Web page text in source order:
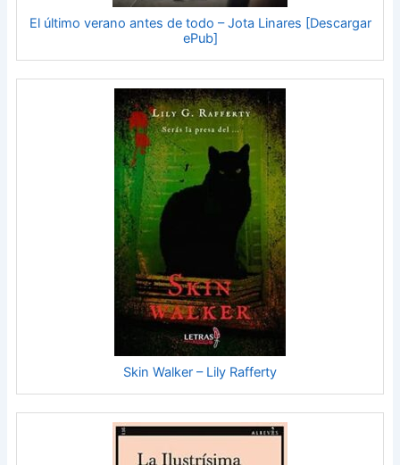
El último verano antes de todo – Jota Linares [Descargar
ePub]
Skin Walker – Lily Rafferty